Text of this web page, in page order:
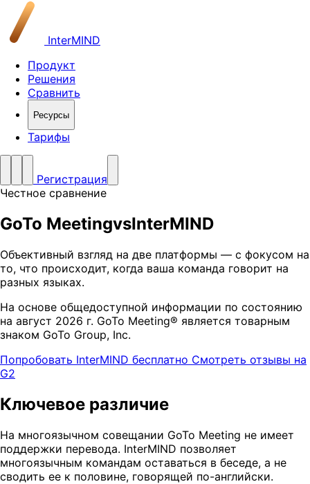
InterMIND
Продукт
Решения
Сравнить
Ресурсы
Тарифы
Регистрация
Честное сравнение
GoTo MeetingvsInterMIND
Объективный взгляд на две платформы — с фокусом на
то, что происходит, когда ваша команда говорит на
разных языках.
На основе общедоступной информации по состоянию
на август 2026 г. GoTo Meeting® является товарным
знаком GoTo Group, Inc.
Попробовать InterMIND бесплатно Смотреть отзывы на
G2
Ключевое различие
На многоязычном совещании GoTo Meeting не имеет
поддержки перевода. InterMIND позволяет
многоязычным командам оставаться в беседе, а не
сводить ее к половине, говорящей по-английски.